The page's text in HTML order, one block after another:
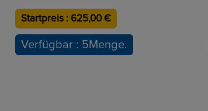
Startpreis : 625,00 €
Verfügbar : 5Menge.